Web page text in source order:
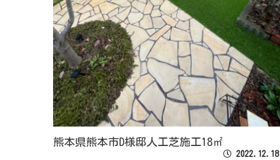
熊本県熊本市D様邸人工芝施工18㎡
2022.12.18